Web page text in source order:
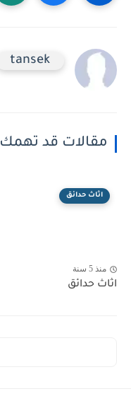
tansek
مقالات قد تهمك
اثاث حدائق
منذ 5 سنة
اثاث حدائق